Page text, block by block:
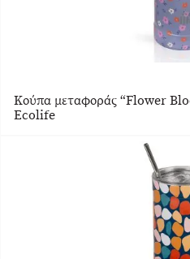
Κούπα μεταφοράς “Flower
Ecolife